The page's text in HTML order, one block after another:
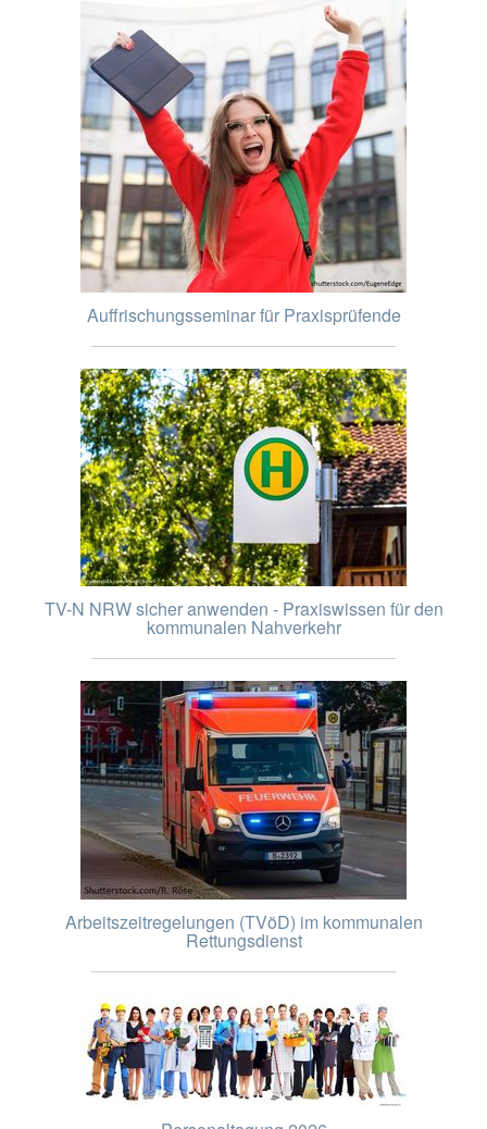
Auffrischungsseminar für Praxisprüfende
TV-N NRW sicher anwenden - Praxiswissen für den
kommunalen Nahverkehr
Arbeitszeitregelungen (TVöD) im kommunalen
Rettungsdienst